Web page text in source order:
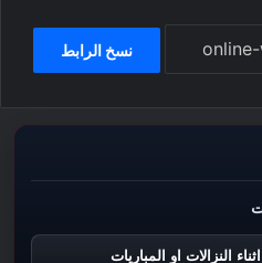
نسخ الرابط
النزالات او المباريات